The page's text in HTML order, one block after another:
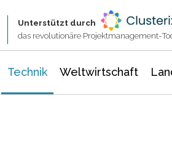
Unterstützt durch
das revolutionäre Projektmanagement-
Technik Weltwirtschaft